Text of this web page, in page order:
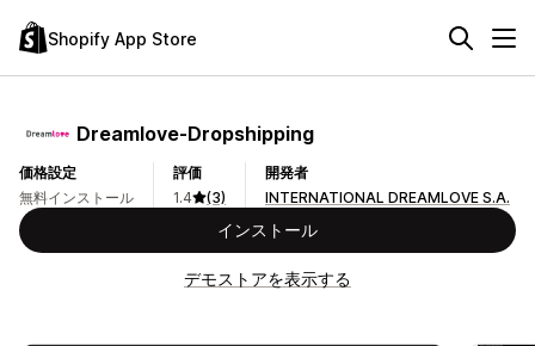
Shopify App Store
Dreamlove‑Dropshipping
価格設定
無料インストール
評価
1.4
(3)
開発者
INTERNATIONAL DREAMLOVE S.A.
インストール
デモストアを表示する